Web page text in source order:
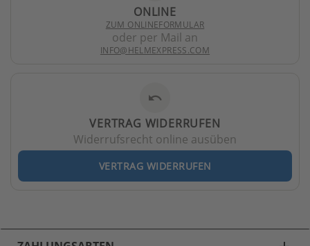
ONLINE
ZUM ONLINEFORMULAR
oder per Mail an
INFO@HELMEXPRESS.COM
undo
VERTRAG WIDERRUFEN
Widerrufsrecht online ausüben
VERTRAG WIDERRUFEN